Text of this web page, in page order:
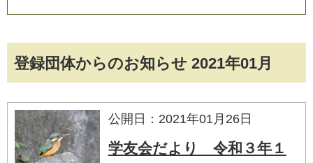
登録団体からのお知らせ 2021年01月
公開日：2021年01月26日
学友会だより 令和３年１